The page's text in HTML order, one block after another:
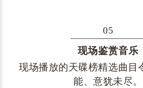
05
现场鉴赏音乐
现场播放的天碟榜精选曲目
能、意犹未尽。